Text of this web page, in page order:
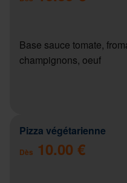
Base sauce tomate,
champignons, oeuf
Pizza végétarienne
Dès 10.00 €